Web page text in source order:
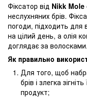
Фіксатор від Nikk Mole
неслухняних брів.
погоди, підходить для
на цілий день, а олія
доглядає за волосками.
Як правильно
Для того, щоб
брів і злегка
продукт;